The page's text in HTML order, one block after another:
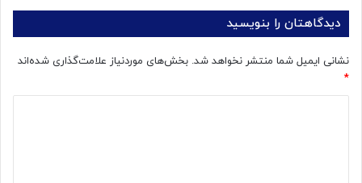
دیدگاهتان را بنویسید
نشانی ایمیل شما منتشر نخواهد شد. بخش‌های موردنیاز علامت‌گذاری شده‌اند
*